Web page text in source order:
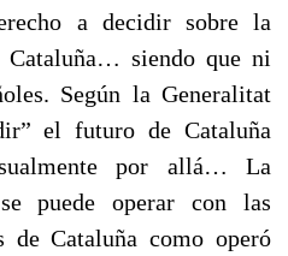
a decidir sobre la
Cataluña… siendo que ni
Según la Generalitat
el futuro de Cataluña
por allá… La
puede operar con las
de Cataluña como operó